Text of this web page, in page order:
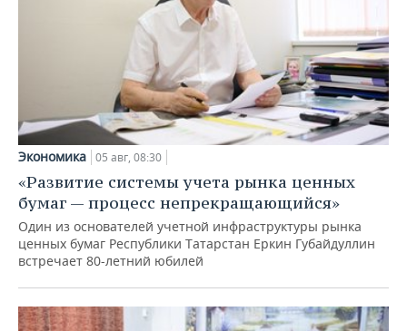
Экономика 05 авг, 08:30
«Развитие системы учета рынка ценных
бумаг — процесс непрекращающийся»
Один из основателей учетной инфраструктуры рынка
ценных бумаг Республики Татарстан Еркин Губайдуллин
встречает 80-летний юбилей